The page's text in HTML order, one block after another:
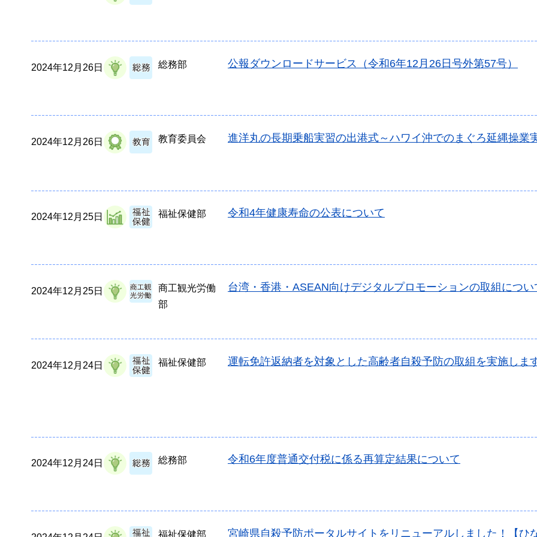
2024年12月26日 総務部 公報ダウンロードサービス（令和6年12月26日号外第57号）
2024年12月26日 教育委員会 進洋丸の長期乗船実習の出港式～ハワイ沖でのまぐろ延縄操業
2024年12月25日 福祉保健部 令和4年健康寿命の公表について
2024年12月25日
商工観光労働
部
台湾・香港・ASEAN向けデジタルプロモーションの取組につい
2024年12月24日 福祉保健部 運転免許返納者を対象とした高齢者自殺予防の取組を実施しま
2024年12月24日 総務部 令和6年度普通交付税に係る再算定結果について
福祉保健部 宮崎県自殺予防ポータルサイトをリニューアルしました！【ひ